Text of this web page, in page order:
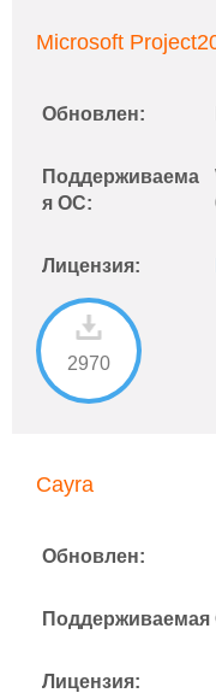
Microsoft
Обновлен:
Поддерживаема
я ОС:
Лицензия:
2970
Cayra
Обновлен:
Лицензия: